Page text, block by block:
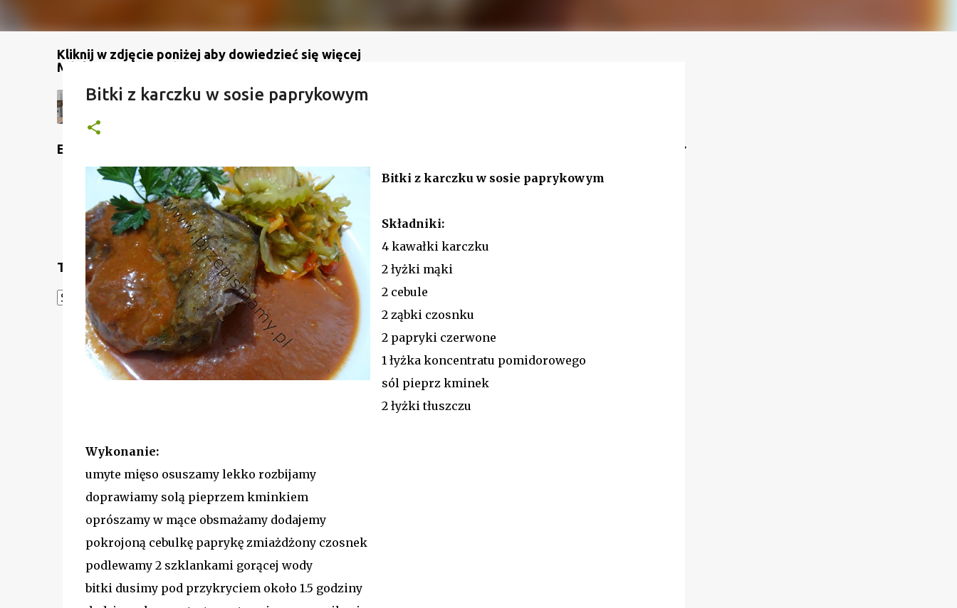
Kliknij w zdjęcie poniżej aby dowiedzieć się więcej
Mój kanał na YouTube
Etykiety
Translate
Powered by Translate
Bitki z karczku w sosie paprykowym
Bitki z karczku w sosie paprykowym
Składniki:
4 kawałki karczku
2 łyżki mąki
2 cebule
2 ząbki czosnku
2 papryki czerwone
1 łyżka koncentratu pomidorowego
sól pieprz kminek
2 łyżki tłuszczu
Wykonanie:
umyte mięso osuszamy lekko rozbijamy
doprawiamy solą pieprzem kminkiem
oprószamy w mące obsmażamy dodajemy
pokrojoną cebulkę paprykę zmiażdżony czosnek
podlewamy 2 szklankami gorącej wody
bitki dusimy pod przykryciem około 1.5 godziny